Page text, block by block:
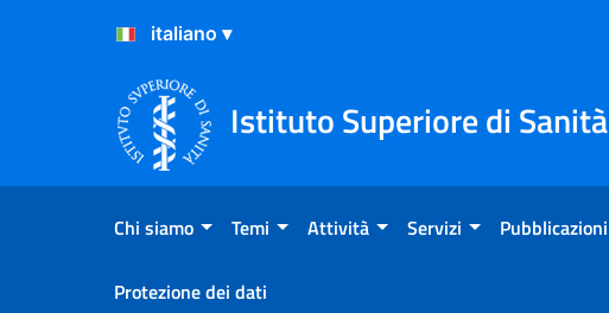
Salta al Contenuto
Salta al Footer
Istituto Superiore di Sanità
Chi siamo Temi Attività Servizi Pubblicazioni
Protezione dei dati